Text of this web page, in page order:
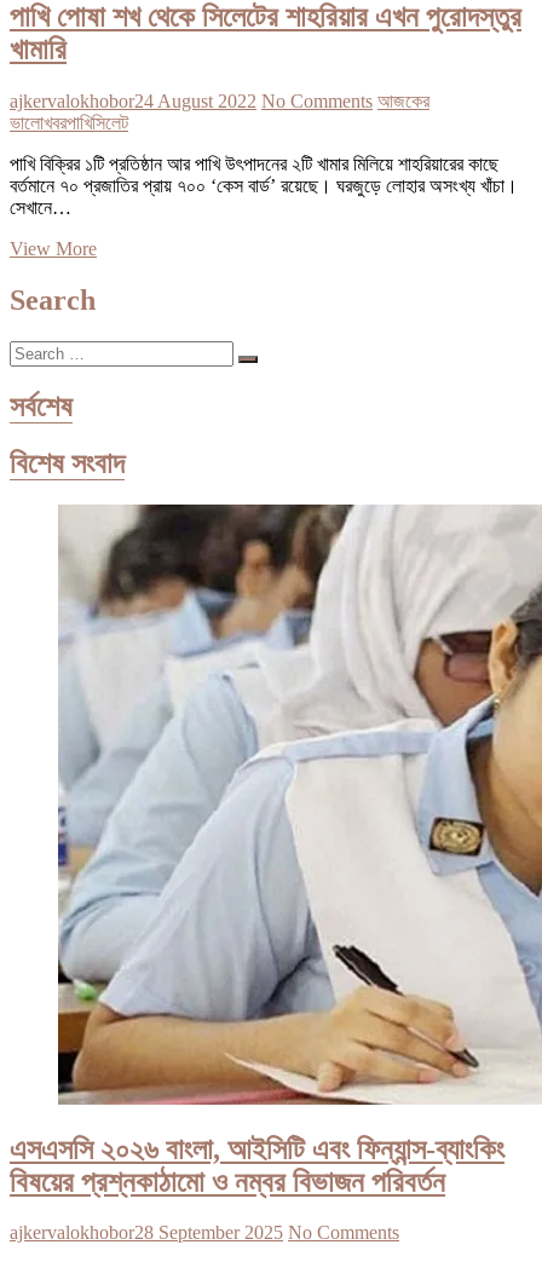
পাখি পোষা শখ থেকে সিলেটের শাহরিয়ার এখন পুরোদস্তুর
খামারি
ajkervalokhobor24 August 2022 No Comments আজকের
ভালোখবরপাখিসিলেট
পাখি বিক্রির ১টি প্রতিষ্ঠান আর পাখি উৎপাদনের ২টি খামার মিলিয়ে শাহরিয়ারের কাছে
বর্তমানে ৭০ প্রজাতির প্রায় ৭০০ ‘কেস বার্ড’ রয়েছে। ঘরজুড়ে লোহার অসংখ্য খাঁচা।
সেখানে…
View Moreপাখি
Search
Search
…
সর্বশেষ
বিশেষ সংবাদ
এসএসসি ২০২৬ বাংলা, আইসিটি এবং ফিন্যান্স-ব্যাংকিং
বিষয়ের প্রশ্নকাঠামো ও নম্বর বিভাজন পরিবর্তন
ajkervalokhobor28 September 2025 No Comments